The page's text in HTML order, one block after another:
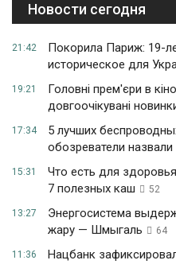
Новости сегодня
21:42
Покорила Париж: 19-
историческое для
19:21
Головні прем'єри в
довгоочікувані
17:34
5 лучших
обозреватели назвали
15:31
Что есть для
7 полезных каш
52
13:27
Энергосистема
жару — Шмыгаль
64
11:36 Нацбанк